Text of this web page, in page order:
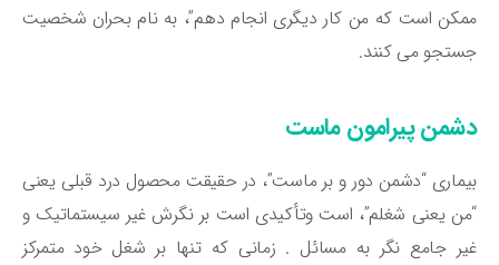
است که من کار دیگری انجام دهم”، به نام بحران شخصیت
می کنند.
پیرامون ماست
“دشمن دور و بر ماست”، در حقیقت محصول درد قبلی یعنی
یعنی شغلم”، است وتأکیدی است بر نگرش غیر سیستماتیک و
جامع نگر به مسائل . زمانی که تنها بر شغل خود متمرکز